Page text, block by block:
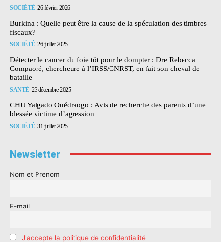
SOCIÉTÉ 26 février 2026
Burkina : Quelle peut être la cause de la spéculation des timbres
fiscaux?
SOCIÉTÉ 26 juillet 2025
Détecter le cancer du foie tôt pour le dompter : Dre Rebecca
Compaoré, chercheure à l’IRSS/CNRST, en fait son cheval de
bataille
SANTÉ 23 décembre 2025
CHU Yalgado Ouédraogo : Avis de recherche des parents d’une
blessée victime d’agression
SOCIÉTÉ 31 juillet 2025
Newsletter
Nom et Prenom
E-mail
J'accepte la politique de confidentialité